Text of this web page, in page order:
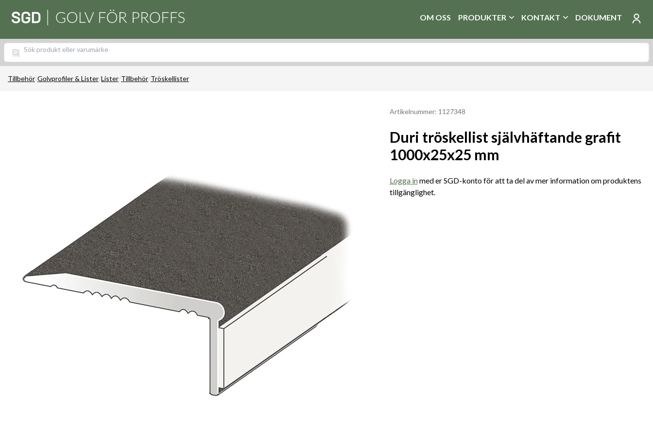
OM OSS PRODUKTER KONTAKT DOKUMENT
Tillbehör/Golvprofiler & Lister/Lister/Tillbehör/Tröskellister
Artikelnummer: 1127348
Duri tröskellist självhäftande grafit
1000x25x25 mm
Logga inmed er SGD-konto för att ta del av mer information om produktens
tillgänglighet.